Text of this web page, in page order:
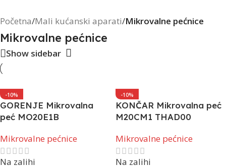
Početna/Mali kućanski aparati/Mikrovalne pećnice
Mikrovalne pećnice
Show sidebar
-10%
GORENJE Mikrovalna
peć MO20E1B
Mikrovalne pećnice
Na zalihi
-10%
KONČAR Mikrovalna peć
M20CM1 THAD00
Mikrovalne pećnice
Na zalihi